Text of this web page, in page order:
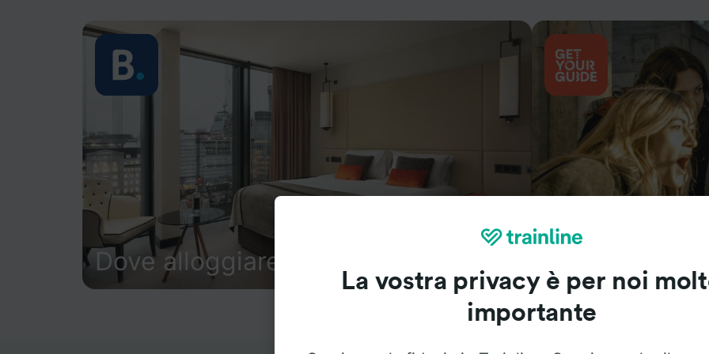
Dove alloggiare
La vostra privacy è per noi
importante